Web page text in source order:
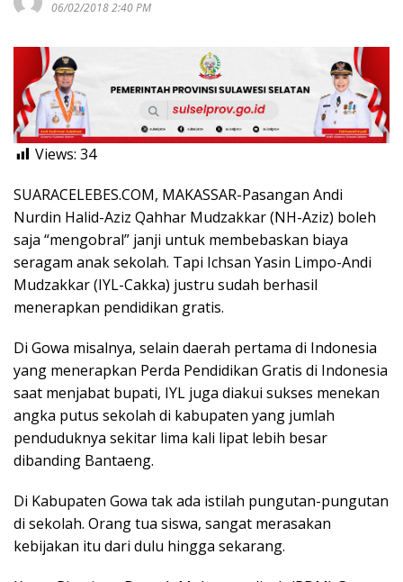
06/02/2018 2:40 PM
Views: 34
SUARACELEBES.COM, MAKASSAR-Pasangan Andi
Nurdin Halid-Aziz Qahhar Mudzakkar (NH-Aziz) boleh
saja “mengobral” janji untuk membebaskan biaya
seragam anak sekolah. Tapi Ichsan Yasin Limpo-Andi
Mudzakkar (IYL-Cakka) justru sudah berhasil
menerapkan pendidikan gratis.
Di Gowa misalnya, selain daerah pertama di Indonesia
yang menerapkan Perda Pendidikan Gratis di Indonesia
saat menjabat bupati, IYL juga diakui sukses menekan
angka putus sekolah di kabupaten yang jumlah
penduduknya sekitar lima kali lipat lebih besar
dibanding Bantaeng.
Di Kabupaten Gowa tak ada istilah pungutan-pungutan
di sekolah. Orang tua siswa, sangat merasakan
kebijakan itu dari dulu hingga sekarang.